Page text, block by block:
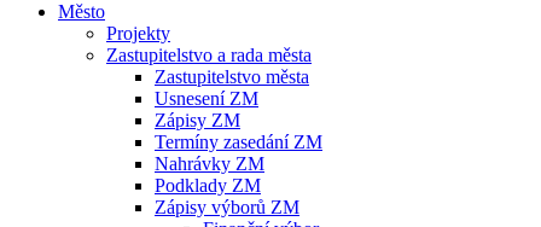
Město
Projekty
Zastupitelstvo a rada města
Zastupitelstvo města
Usnesení ZM
Zápisy ZM
Termíny zasedání ZM
Nahrávky ZM
Podklady ZM
Zápisy výborů ZM